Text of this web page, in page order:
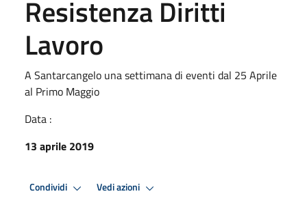
Resistenza Diritti
Lavoro
A Santarcangelo una settimana di eventi dal 25 Aprile
al Primo Maggio
Data :
13 aprile 2019
Condividi Vedi azioni